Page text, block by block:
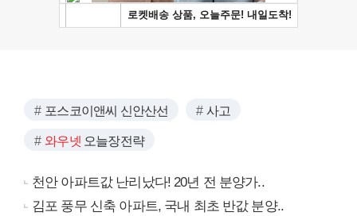
포스코이앤씨 신안산선 사고
와우넷 오늘장전략
천안 아파트값 난리났다! 20년 전 분양가..
김포 풍무 신축 아파트, 국내 최초 반값 분양..